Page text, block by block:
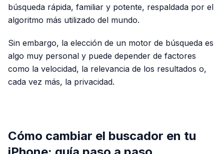
búsqueda rápida, familiar y potente, respaldada por el
algoritmo más utilizado del mundo.
Sin embargo, la elección de un motor de búsqueda es
algo muy personal y puede depender de factores
como la velocidad, la relevancia de los resultados o,
cada vez más, la privacidad.
Cómo cambiar el buscador en tu